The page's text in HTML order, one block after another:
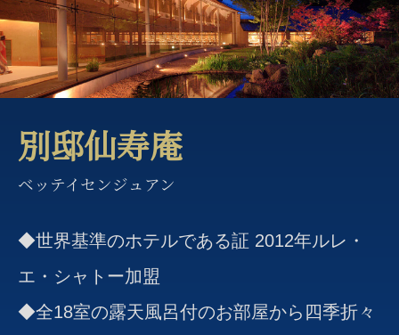
別邸仙寿庵
ベッテイセンジュアン
◆世界基準のホテルである証 2012年ルレ・
エ・シャトー加盟
◆全18室の露天風呂付のお部屋から四季折々